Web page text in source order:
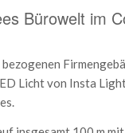
Bürowelt im
Licht von Insta